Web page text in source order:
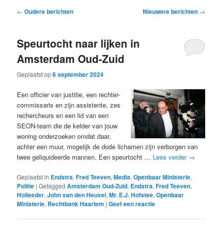
Bericht
← Oudere berichten Nieuwere berichten →
Speurtocht naar lijken in
Amsterdam Oud-Zuid
Geplaatst op6 september 2024
Een officier van justitie, een rechter-
commissaris en zijn assistente, zes
rechercheurs en een lid van een
SEON-team die de kelder van jouw
woning onderzoeken omdat daar,
achter een muur, mogelijk de dode lichamen zijn verborgen van
twee geliquideerde mannen. Een speurtocht … Lees verder →
Geplaatst in Endstra,Fred Teeven,Media,Openbaar Ministerie,
Politie |Getagged Amsterdam Oud-Zuid, Endstra,Fred Teeven,
Holleeder,John van den Heuvel,Mr. E.J. Hofstee,Openbaar
Ministerie, Rechtbank Haarlem |Geef een reactie